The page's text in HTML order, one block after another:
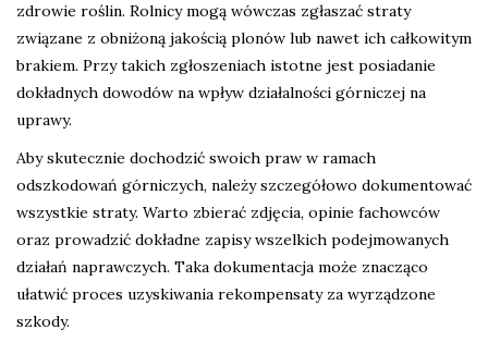
zdrowie roślin. Rolnicy mogą wówczas zgłaszać straty
związane z obniżoną jakością plonów lub nawet ich całkowitym
brakiem. Przy takich zgłoszeniach istotne jest posiadanie
dokładnych dowodów na wpływ działalności górniczej na
uprawy.
Aby skutecznie dochodzić swoich praw w ramach
odszkodowań górniczych, należy szczegółowo dokumentować
wszystkie straty. Warto zbierać zdjęcia, opinie fachowców
oraz prowadzić dokładne zapisy wszelkich podejmowanych
działań naprawczych. Taka dokumentacja może znacząco
ułatwić proces uzyskiwania rekompensaty za wyrządzone
szkody.